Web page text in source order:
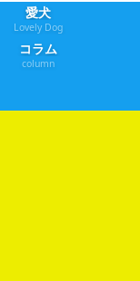
愛犬
Lovely Dog
コラム
column